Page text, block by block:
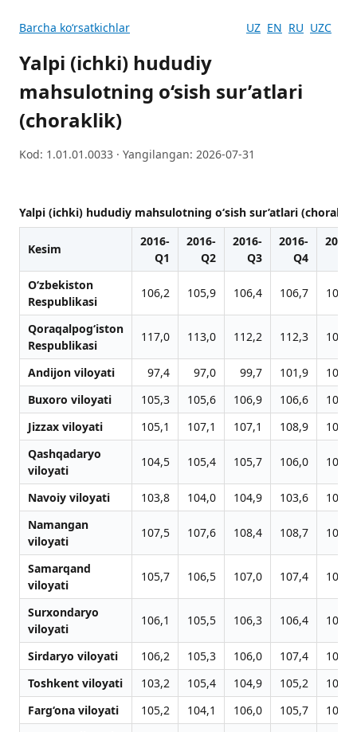
Barcha koʻrsatkichlar UZ EN RU UZC
Yalpi (ichki) hududiy
mahsulotning o‘sish sur’atlari
(choraklik)
Kod: 1.01.01.0033 · Yangilangan: 2026-07-31
Yalpi (ichki) hududiy mahsulotning o‘sish sur’atlari
Kesim
2016-
Q1
2016-
Q2
2016-
Q3
2016-
Q4
2017-
O‘zbekiston
Respublikasi
106,2 105,9 106,4 106,7 104,8
Qoraqalpog‘iston
Respublikasi
117,0 113,0 112,2 112,3 104,9
Andijon viloyati 97,4 97,0 99,7 101,9
103,9
Buxoro viloyati
105,3 105,6 106,9 106,6
103,1
Jizzax viloyati
105,1 107,1 107,1 108,9
104,1
Qashqadaryo
viloyati
104,5 105,4 105,7 106,0 105,0
Navoiy viloyati 103,8 104,0 104,9 103,6
101,6
Namangan
viloyati
107,5 107,6 108,4 108,7 103,3
Samarqand
viloyati
105,7 106,5 107,0 107,4 103,7
Surxondaryo
viloyati
106,1 105,5 106,3 106,4 100,7
Sirdaryo viloyati 106,2 105,3 106,0 107,4
102,0
Toshkent viloyati
103,2 105,4 104,9 105,2
102,9
Farg‘ona viloyati
105,2 104,1 106,0 105,7
103,1